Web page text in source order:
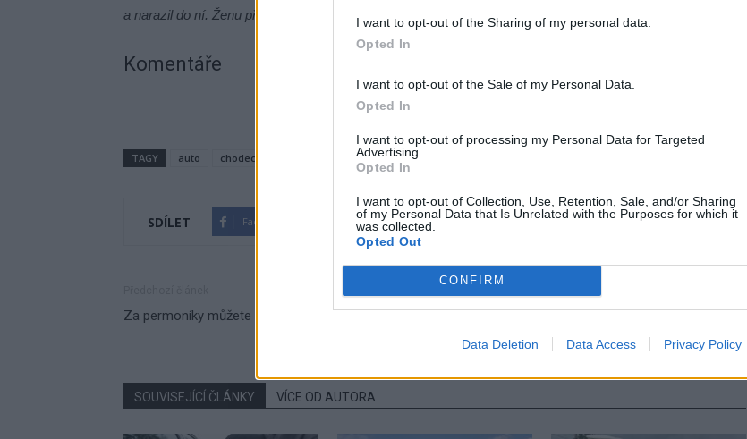
I want to opt-out of the Sharing of my personal data.
Opted In
I want to opt-out of the Sale of my Personal Data.
Opted In
I want to opt-out of processing my Personal Data for Targeted
Advertising.
Opted In
I want to opt-out of Collection, Use, Retention, Sale, and/or Sharing
of my Personal Data that Is Unrelated with the Purposes for which it
was collected.
Opted Out
CONFIRM
Data Deletion Data Access Privacy Policy
a narazil do ní. Ženu přepravila sanitka s lehkým zraněním k ošetření,“
dodala policejní mluvčí.
Komentáře
TAGY auto chodec nehoda policie
SDÍLET Facebook Twitter
Za permoníky můžete vyrazit zítra do dolu Anna
Celé hřiště u Q-klubu je po dobu demontáže
lanového centra uzavřené pro veřejnost
SOUVISEJÍCÍ ČLÁNKY VÍCE OD AUTORA